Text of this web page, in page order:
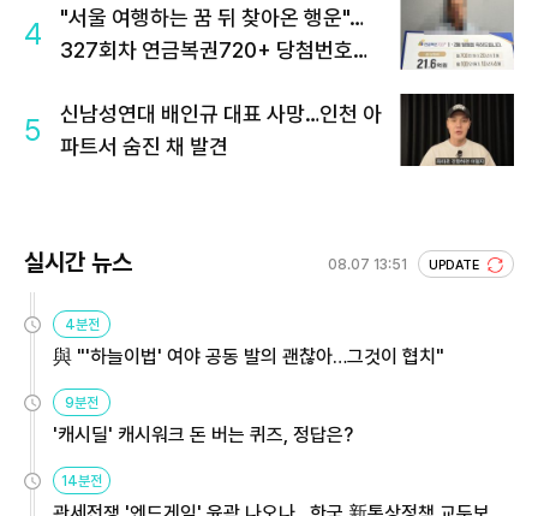
4
"서울 여행하는 꿈 뒤 찾아온 행운"…
327회차 연금복권720+ 당첨번호조
5
신남성연대 배인규 대표 사망…인천 아
파트서 숨진 채 발견
실시간 뉴스 08.07 13:51 UPDATE
4분전
與 "'하늘이법' 여야 공동 발의 괜찮아…그것이 협치"
9분전
'캐시딜' 캐시워크 돈 버는 퀴즈, 정답은?
14분전